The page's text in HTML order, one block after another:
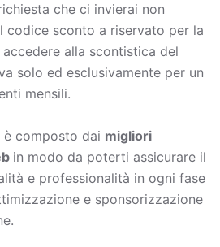
che ci invierai non
codice sconto a riservato per la
alla scontistica del
solo ed esclusivamente per un
mensili.
è composto dai migliori
in modo da poterti assicurare il
e professionalità in ogni fase
e sponsorizzazione